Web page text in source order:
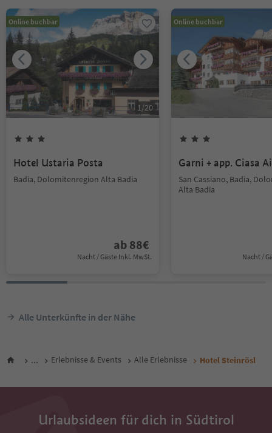
Online buchbar
1/20
Hotel Ustaria Posta
Badia, Dolomitenregion Alta Badia
ab 88€
Nacht / Gäste Inkl. MwSt.
Online buchbar
Garni + app. Ciasa
San Cassiano, Badia,
Alta Badia
Nacht /
Alle Unterkünfte in der Nähe
... Erlebnisse & Events Alle Erlebnisse Hotel Steinrösl
Urlaubsideen für dich in Südtirol